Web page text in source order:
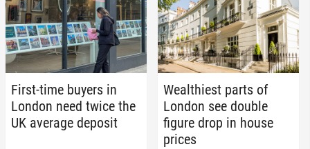
First-time buyers in
London need twice the
UK average deposit
Wealth­i­est parts of
London see double
figure drop in house
prices